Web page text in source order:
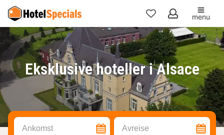
Mine
favoritter
menu
Eksklusive hoteller i Alsace
Ankomst Avreise